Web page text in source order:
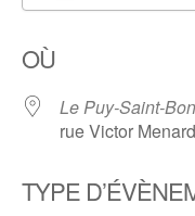
OÙ
Le Puy-Saint-
rue Victor
TYPE